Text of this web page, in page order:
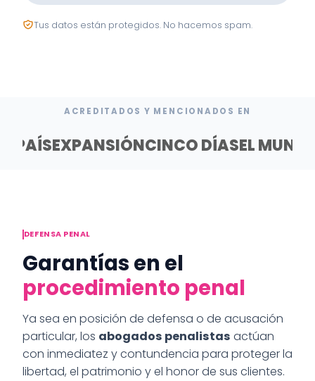
Tus datos están protegidos. No hacemos spam.
ACREDITADOS Y MENCIONADOS EN
PAÍSEXPANSIÓNCINCO DÍASEL
DEFENSA PENAL
Garantías en el
procedimiento penal
Ya sea en posición de defensa o de acusación
particular, los abogados penalistas actúan
con inmediatez y contundencia para proteger la
libertad, el patrimonio y el honor de sus clientes.